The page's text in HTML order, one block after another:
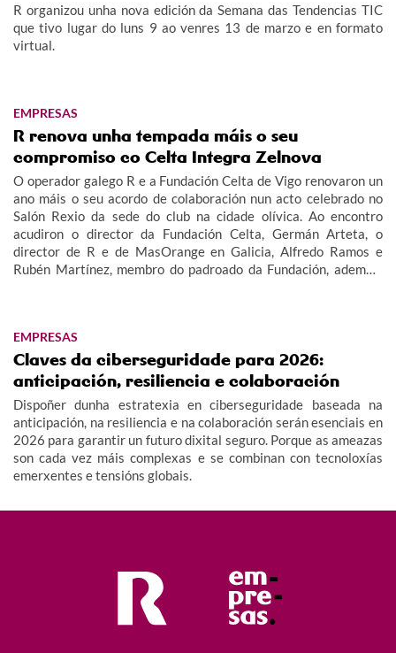
R organizou unha nova edición da Semana das Tendencias TIC
que tivo lugar do luns 9 ao venres 13 de marzo e en formato
virtual.
EMPRESAS
R renova unha tempada máis o seu
compromiso co Celta Integra Zelnova
O operador galego R e a Fundación Celta de Vigo renovaron un
ano máis o seu acordo de colaboración nun acto celebrado no
Salón Rexio da sede do club na cidade olívica. Ao encontro
acudiron o director da Fundación Celta, Germán Arteta, o
director de R e de MasOrange en Galicia, Alfredo Ramos e
Rubén Martínez, membro do padroado da Fundación, ademais
EMPRESAS
Claves da ciberseguridade para 2026:
anticipación, resiliencia e colaboración
Dispoñer dunha estratexia en ciberseguridade baseada na
anticipación, na resiliencia e na colaboración serán esenciais en
2026 para garantir un futuro dixital seguro. Porque as ameazas
son cada vez máis complexas e se combinan con tecnoloxías
emerxentes e tensións globais.